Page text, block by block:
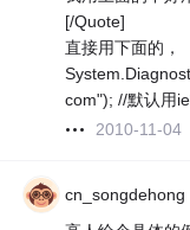
[/Quote]
直接用下面的，
com"); //默认用
2010-11-04
cn_songdehong